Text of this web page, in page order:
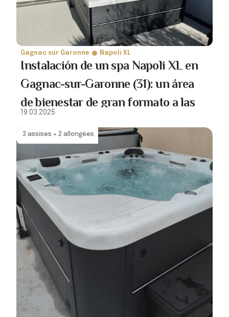
Gagnac sur Garonne Napoli XL
Instalación de un spa Napoli XL en
Gagnac-sur-Garonne (31): un área
de bienestar de gran formato a las
19.03.2025
3 assises + 2 allongées